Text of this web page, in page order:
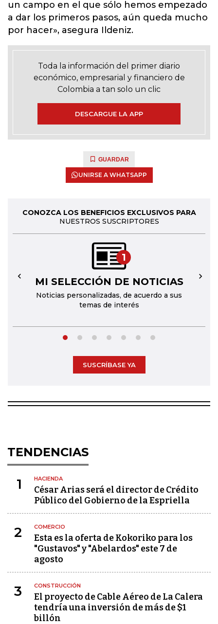
un campo en el que sólo hemos empezado
a dar los primeros pasos, aún queda mucho
por hacer», asegura Ildeniz.
Toda la información del primer diario
económico, empresarial y financiero de
Colombia a tan solo un clic
DESCARGUE LA APP
GUARDAR
UNIRSE A WHATSAPP
CONOZCA LOS BENEFICIOS EXCLUSIVOS PARA
NUESTROS SUSCRIPTORES
1
MI SELECCIÓN DE NOTICIAS
Noticias personalizadas, de acuerdo a sus
temas de interés
← →
SUSCRÍBASE YA
TENDENCIAS
1 HACIENDA
César Arias será el director de Crédito
Público del Gobierno de la Espriella
2 COMERCIO
Esta es la oferta de Kokoriko para los
"Gustavos" y "Abelardos" este 7 de
agosto
3 CONSTRUCCIÓN
El proyecto de Cable Aéreo de La Calera
tendría una inversión de más de $1
billón